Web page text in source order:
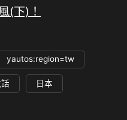
(下)！
yautos:region=tw
日本